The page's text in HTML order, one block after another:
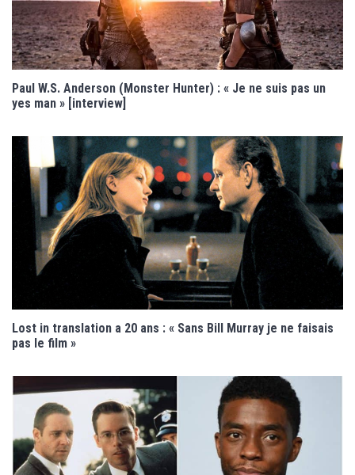
Paul W.S. Anderson (Monster Hunter) : « Je ne suis pas un
yes man » [interview]
Lost in translation a 20 ans : « Sans Bill Murray je ne faisais
pas le film »